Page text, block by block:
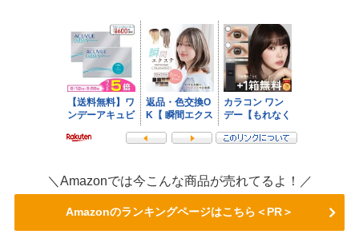
＼Amazonでは今こんな商品が売れてるよ！／
Amazonのランキングページはこちら＜PR＞